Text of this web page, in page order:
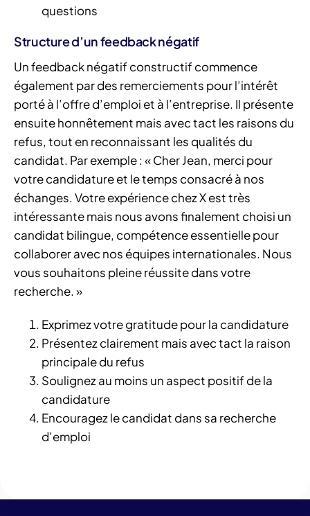
questions
Structure d’un feedback négatif
Un feedback négatif constructif commence
également par des remerciements pour l’intérêt
porté à l’offre d’emploi et à l’entreprise. Il présente
ensuite honnêtement mais avec tact les raisons du
refus, tout en reconnaissant les qualités du
candidat. Par exemple : « Cher Jean, merci pour
votre candidature et le temps consacré à nos
échanges. Votre expérience chez X est très
intéressante mais nous avons finalement choisi un
candidat bilingue, compétence essentielle pour
collaborer avec nos équipes internationales. Nous
vous souhaitons pleine réussite dans votre
recherche. »
Exprimez votre gratitude pour la candidature
Présentez clairement mais avec tact la raison
principale du refus
Soulignez au moins un aspect positif de la
candidature
Encouragez le candidat dans sa recherche
d’emploi